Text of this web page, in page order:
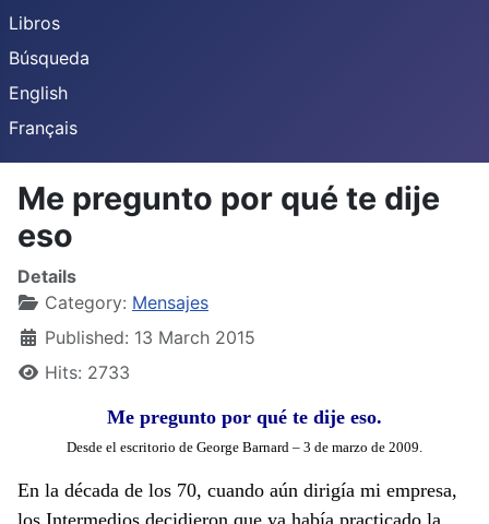
Libros
Búsqueda
English
Français
Me pregunto por qué te dije
eso
Details
Category: Mensajes
Published: 13 March 2015
Hits: 2733
Me pregunto por qué te dije eso.
Desde el escritorio de George Barnard – 3 de marzo de 2009.
En la década de los 70, cuando aún dirigía mi empresa,
los Intermedios decidieron que ya había practicado la